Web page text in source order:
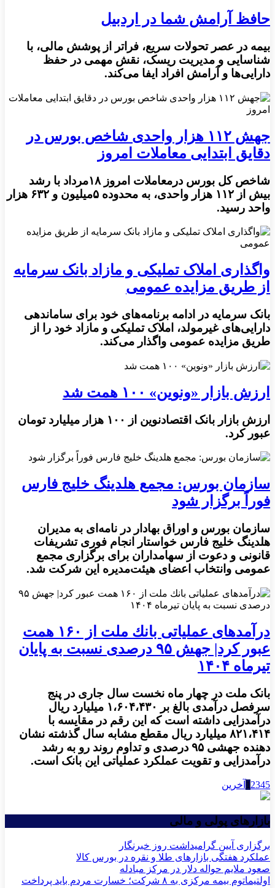
حافظ آرامش شما در اردبیل
بیمه در عصر تحولات سریع، فراتر از پوشش مالی، با
شناسایی و مدیریت ریسک، نقش مهمی در حفظ
دارایی‌ها و آرامش افراد ایفا می‌کند.
جهش ۱۱۲ هزار واحدی شاخص بورس در
دقایق ابتدایی معاملات امروز
شاخص کل بورس درمعاملات امروز ۱۸مرداد با رشد
بیش از ۱۱۲ هزار واحدی، به محدوده ۵میلیون و ۶۳۲ هزار
واحد رسید.
واگذاری املاک تملیکی و مازاد بانک سرمایه
از طریق مزایده عمومی
بانک سرمایه در ادامه برنامه‌های خود برای ساماندهی
دارایی‌های غیرمولد، املاک تملیکی و مازاد خود را از
طریق مزایده عمومی واگذار می‌کند.
ارزش بازار «ونوین» ۱۰۰ همت شد
ارزش بازار بانک اقتصادنوین از ۱۰۰ هزار میلیارد تومان
عبور کرد.
سازمان بورس: مجمع هلدینگ خلیج فارس
فوراً برگزار شود
سازمان بورس و اوراق بهادار در نامه‌ای به مدیران
هلدینگ خلیج فارس خواستار انجام فوری تشریفات
قانونی و دعوت از سهامداران برای برگزاری مجمع
عمومی وانتخاب اعضای هیئت‌مدیره این شرکت شد.
درآمدهای عملیاتی بانك ملت از ۱۶۰ همت
عبور كرد| جهش ۹۵ درصدی نسبت به پایان
تیرماه ۱۴۰۴
بانک ملت در چهار ماه نخست سال جاری در پنج
سرفصل درآمدی بالغ بر ۱،۶۰۴،۴۳۰ میلیارد ریال
درآمدزایی داشته است که این رقم در مقایسه با
۸۲۱،۴۱۴ میلیارد ریال مقطع مشابه سال گذشته نشان
دهنده جهشی ۹۵ درصدی و تداوم روند رو به رشد
درآمدزایی و تقویت عملکرد عملیاتی این بانک است.
1 2345 آخرین
بازارهای پولی و مالی
برگزاری آیین گرامیداشت روز خبرنگار
عملکرد هفتگی بازارهای طلا و نقره در بورس کالا
صعود ملایم حواله دلار در مرکز مبادله
اولتیماتوم بیمه مرکزی به ۸ شرکت؛ خسارت مردم باید پرداخت